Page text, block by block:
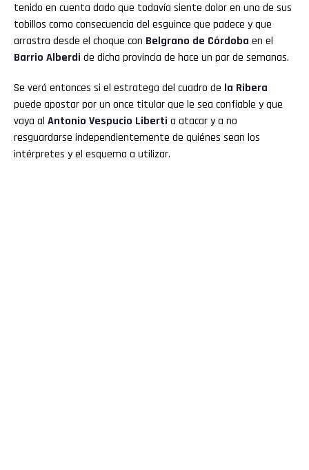
tenido en cuenta dado que todavía siente dolor en uno de sus
tobillos como consecuencia del esguince que padece y que
arrastra desde el choque con Belgrano de Córdoba en el
Barrio Alberdi de dicha provincia de hace un par de semanas.
Se verá entonces si el estratega del cuadro de la Ribera
puede apostar por un once titular que le sea confiable y que
vaya al Antonio Vespucio Liberti a atacar y a no
resguardarse independientemente de quiénes sean los
intérpretes y el esquema a utilizar.